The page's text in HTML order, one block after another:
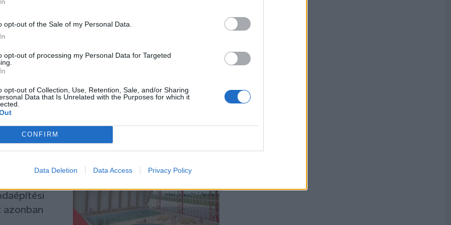
opt-out of the Sale of my Personal Data.
opt-out of processing my Personal Data for Targeted
opt-out of Collection, Use, Retention, Sale, and/or Sharing
Data that Is Unrelated with the Purposes for which it
CONFIRM
Data Deletion Data Access Privacy Policy
a bérleti
így
Tibor,
Attila
azonban